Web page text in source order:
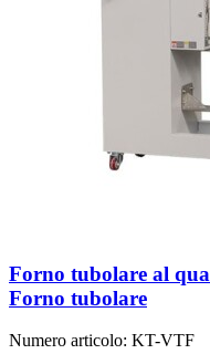
Forno tubolare al
Forno tubolare
Numero articolo: KT-VTF